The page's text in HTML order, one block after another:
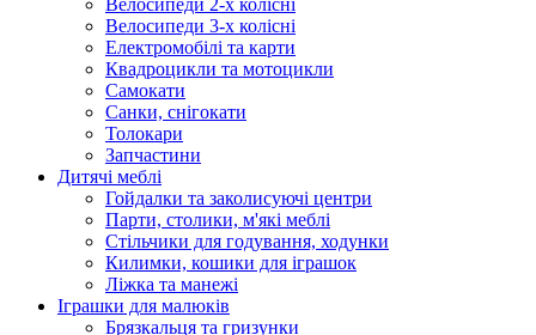
Велосипеди 2-х колісні
Велосипеди 3-х колісні
Електромобілі та карти
Квадроцикли та мотоцикли
Самокати
Санки, снігокати
Толокари
Запчастини
Дитячі меблі
Гойдалки та заколисуючі центри
Парти, столики, м'які меблі
Стільчики для годування, ходунки
Килимки, кошики для іграшок
Ліжка та манежі
Іграшки для малюків
Брязкальця та гризунки